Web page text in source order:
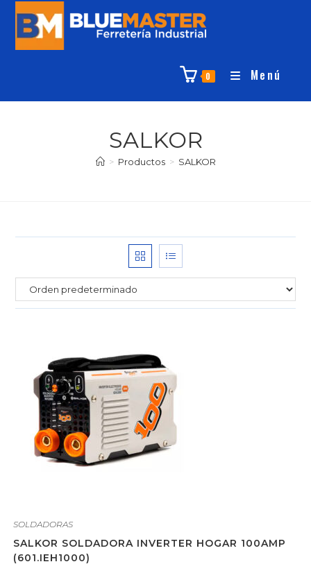
0 Menú
SALKOR
> Productos > SALKOR
SOLDADORAS
SALKOR SOLDADORA INVERTER HOGAR 100AMP
(601.IEH1000)